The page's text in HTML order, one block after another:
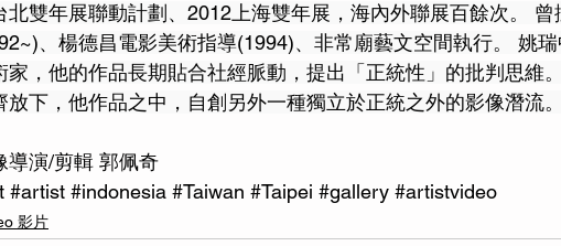
北雙年展聯動計劃、2012上海雙年展，海內外聯展百餘次。
、楊德昌電影美術指導(1994)、非常廟藝文空間執行。 姚
家，他的作品長期貼合社經脈動，提出「正統性」的批判思維
放下，他作品之中，自創另外一種獨立於正統之外的影像潛流。
導演/剪輯 郭佩奇
#artist #indonesia #Taiwan #Taipei #gallery #artistvideo
影片